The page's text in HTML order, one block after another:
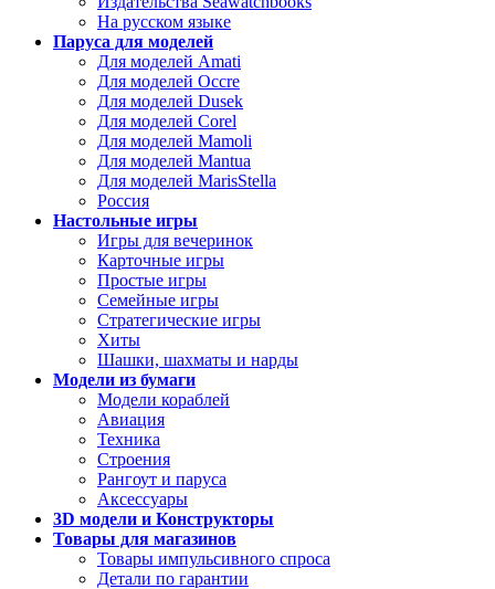
На русском языке
Паруса для моделей
Для моделей Amati
Для моделей Occre
Для моделей Dusek
Для моделей Corel
Для моделей Mamoli
Для моделей Mantua
Для моделей MarisStella
Россия
Настольные игры
Игры для вечеринок
Карточные игры
Простые игры
Семейные игры
Стратегические игры
Хиты
Шашки, шахматы и нарды
Модели из бумаги
Модели кораблей
Авиация
Техника
Строения
Рангоут и паруса
Аксессуары
3D модели и Конструкторы
Товары для магазинов
Товары импульсивного спроса
Детали по гарантии